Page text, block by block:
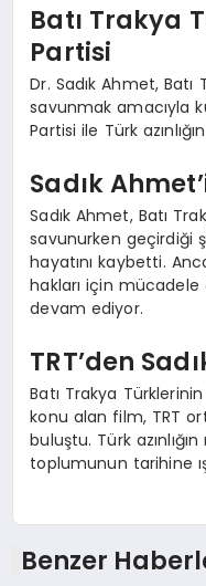
Batı Trakya
Partisi
Dr. Sadık Ahmet, Batı
savunmak amacıyla
Partisi ile Türk
Sadık
Sadık Ahmet, Batı
savunurken geçirdiği
hayatını kaybetti.
hakları için
devam ediyor.
TRT’den
Batı Trakya
konu alan film, TRT
buluştu. Türk
toplumunun tarihine
Benzer